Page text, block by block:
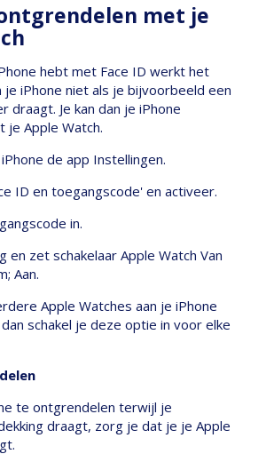
met je
hebt met Face ID werkt het
iPhone niet als je bijvoorbeeld een
draagt. Je kan dan je iPhone
je Apple Watch.
de app Instellingen.
ID en toegangscode' en activeer.
in.
en zet schakelaar Apple Watch Van
Aan.
Apple Watches aan je iPhone
schakel je deze optie in voor elke
te ontgrendelen terwijl je
draagt, zorg je dat je je Apple